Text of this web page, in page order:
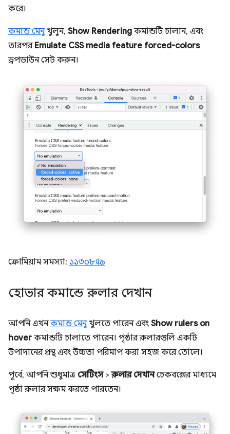
করে।
কমান্ড মেনুখুলুন, Show Rendering কমান্ডটি চালান, এবং
তারপর Emulate CSS media feature forced-colors
ড্রপডাউন সেট করুন।
ক্রোমিয়াম সমস্যা: ১১৩০৮৫৯
হোভার কমান্ডে রুলার দেখান
আপনি এখনকমান্ড মেনুখুলতে পারেন এবং Show rulers on
hover কমান্ডটি চালাতে পারেন। পৃষ্ঠার রুলারগুলি একটি
উপাদানের প্রস্থ এবং উচ্চতা পরিমাপ করা সহজ করে তোলে।
পূর্বে, আপনি শুধুমাত্র সেটিংস>রুলার দেখানচেকবক্সের মাধ্যমে
পৃষ্ঠা রুলার সক্ষম করতে পারতেন।